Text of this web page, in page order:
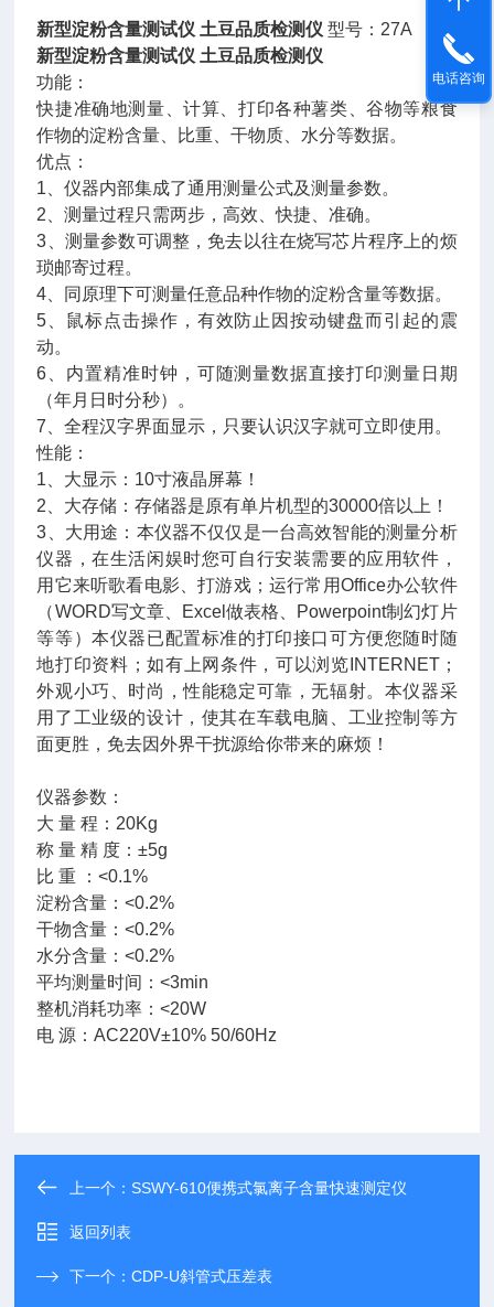
新型淀粉含量测试仪 土豆品质检测仪 型号：27A
新型淀粉含量测试仪 土豆品质检测仪
功能：
快捷准确地测量、计算、打印各种薯类、谷物等粮食
作物的淀粉含量、比重、干物质、水分等数据。
优点：
1、仪器内部集成了通用测量公式及测量参数。
2、测量过程只需两步，高效、快捷、准确。
3、测量参数可调整，免去以往在烧写芯片程序上的烦
琐邮寄过程。
4、同原理下可测量任意品种作物的淀粉含量等数据。
5、鼠标点击操作，有效防止因按动键盘而引起的震
动。
6、内置精准时钟，可随测量数据直接打印测量日期
（年月日时分秒）。
7、全程汉字界面显示，只要认识汉字就可立即使用。
性能：
1、大显示：10寸液晶屏幕！
2、大存储：存储器是原有单片机型的30000倍以上！
3、大用途：本仪器不仅仅是一台高效智能的测量分析
仪器，在生活闲娱时您可自行安装需要的应用软件，
用它来听歌看电影、打游戏；运行常用Office办公软件
（WORD写文章、Excel做表格、Powerpoint制幻灯片
等等）本仪器已配置标准的打印接口可方便您随时随
地打印资料；如有上网条件，可以浏览INTERNET；
外观小巧、时尚，性能稳定可靠，无辐射。本仪器采
用了工业级的设计，使其在车载电脑、工业控制等方
面更胜，免去因外界干扰源给你带来的麻烦！
仪器参数：
大 量 程：20Kg
称 量 精 度：±5g
比 重 ：<0.1%
淀粉含量：<0.2%
干物含量：<0.2%
水分含量：<0.2%
平均测量时间：<3min
整机消耗功率：<20W
电 源：AC220V±10% 50/60Hz
上一个：SSWY-610便携式氯离子含量快速测定仪
返回列表
下一个：CDP-U斜管式压差表
电话咨询